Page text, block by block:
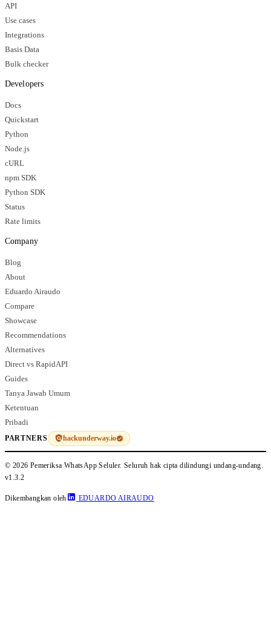
API
Use cases
Integrations
Basis Data
Bulk checker
Developers
Docs
Quickstart
Python
Node.js
cURL
npm SDK
Python SDK
Status
Rate limits
Company
Blog
About
Eduardo Airaudo
Compare
Showcase
Recommendations
Alternatives
Direct vs RapidAPI
Guides
Tanya Jawab Umum
Ketentuan
Pribadi
PARTNERS hackunderway.io
© 2026 Pemeriksa WhatsApp Seluler. Seluruh hak cipta dilindungi undang-undang.
v1.3.2
Dikembangkan oleh EDUARDO AIRAUDO